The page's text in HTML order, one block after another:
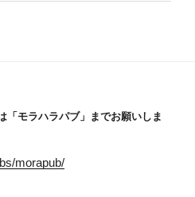
「モラハラパブ」までお願いしま
morapub/